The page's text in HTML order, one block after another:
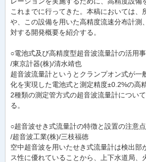
これまでに行ってきた。本稿においては、
や、この設備を用いた高精度流速分布計測
対する開発概要を紹介する。
○電池式及び高精度型超音波流量計の活用事
/東京計器(株)/清水靖也
超音波流量計というとクランプオン式が一
化を実現した電池式と測定精度±0.2%の高
2種類の測定管方式の超音波流量計につい
る。
○超音波せき式流量計の特徴と設置の注意点
/超音波工業(株)/三枝福徳
空中超音波を用いたせき式流量計は検出部
ス性に優れていることから、上下水道局、